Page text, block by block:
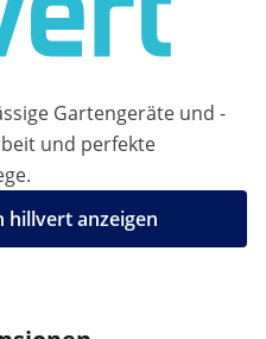
Gartengeräte und -
und perfekte
hillvert anzeigen